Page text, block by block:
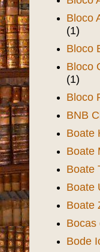
Bloco
(1)
Bloco
Bloco
(1)
Bloco
BNB
Boate
Boate
Boate
Boate
Boate
Bocas
Bode